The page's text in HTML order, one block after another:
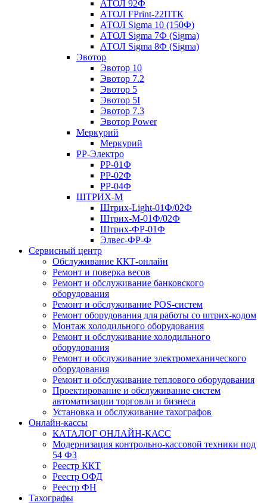
АТОЛ 92Ф
АТОЛ FPrint-22ПТК
АТОЛ Sigma 10 (150Ф)
АТОЛ Sigma 7Ф (Sigma)
АТОЛ Sigma 8Ф (Sigma)
Эвотор
Эвотор 10
Эвотор 7.2
Эвотор 5
Эвотор 5I
Эвотор 7.3
Эвотор Power
Меркурий
Меркурий
РР-Электро
РР-01Ф
РР-02Ф
РР-04Ф
ШТРИХ-М
Штрих-Light-01Ф/02Ф
Штрих-М-01Ф/02Ф
Штрих-ФР-01Ф
Элвес-ФР-Ф
Сервисный центр
Обслуживание ККТ-онлайн
Ремонт и поверка весов
Ремонт и обслуживание банковского
оборудования
Ремонт и обслуживание POS-систем
Ремонт оборудования для работы со штрих-кодом
Монтаж холодильного оборудования
Ремонт и обслуживание холодильного
оборудования
Ремонт и обслуживание электромеханического
оборудования
Ремонт и обслуживание теплового оборудования
Проектирование и обслуживание систем
автоматизации торговли и бизнеса
Установка и обслуживание тахографов
Онлайн-кассы
КАТАЛОГ ОНЛАЙН-КАСС
Модернизация контрольно-кассовой техники под
54 ФЗ
Реестр ККТ
Реестр ОФД
Реестр ФН
Тахографы